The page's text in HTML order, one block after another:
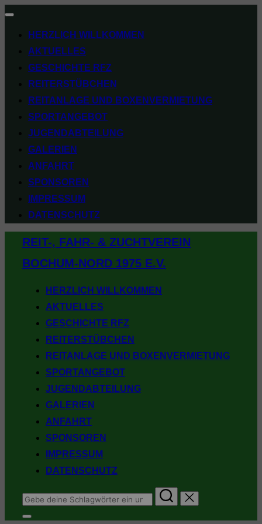
Navigation
HERZLICH WILLKOMMEN
AKTUELLES
GESCHICHTE RFZ
REITERSTÜBCHEN
REITANLAGE UND BOXENVERMIETUNG
SPORTANGEBOT
JUGENDABTEILUNG
GALERIEN
ANFAHRT
SPONSOREN
IMPRESSUM
DATENSCHUTZ
springen
REIT-, FAHR- & ZUCHTVEREIN
BOCHUM-NORD 1975 E.V.
HERZLICH WILLKOMMEN
AKTUELLES
GESCHICHTE RFZ
REITERSTÜBCHEN
REITANLAGE UND BOXENVERMIETUNG
SPORTANGEBOT
JUGENDABTEILUNG
GALERIEN
ANFAHRT
SPONSOREN
IMPRESSUM
DATENSCHUTZ
Suchen
nach:
Seitenleiste